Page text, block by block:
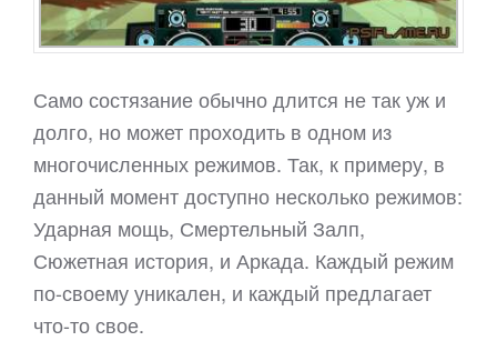
Само состязание обычно длится не так уж и
долго, но может проходить в одном из
многочисленных режимов. Так, к примеру, в
данный момент доступно несколько режимов:
Ударная мощь, Смертельный Залп,
Сюжетная история, и Аркада. Каждый режим
по-своему уникален, и каждый предлагает
что-то свое.